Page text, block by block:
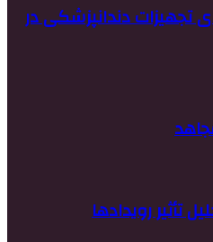
تجهیزات دندانپزشکی در
تأثیر رویدادها